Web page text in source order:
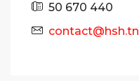
50 670 440
contact@hsh.tn